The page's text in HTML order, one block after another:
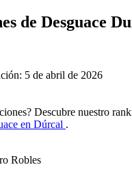
de Desguace
5 de abril de 2026
Descubre nuestro
en Dúrcal .
Robles